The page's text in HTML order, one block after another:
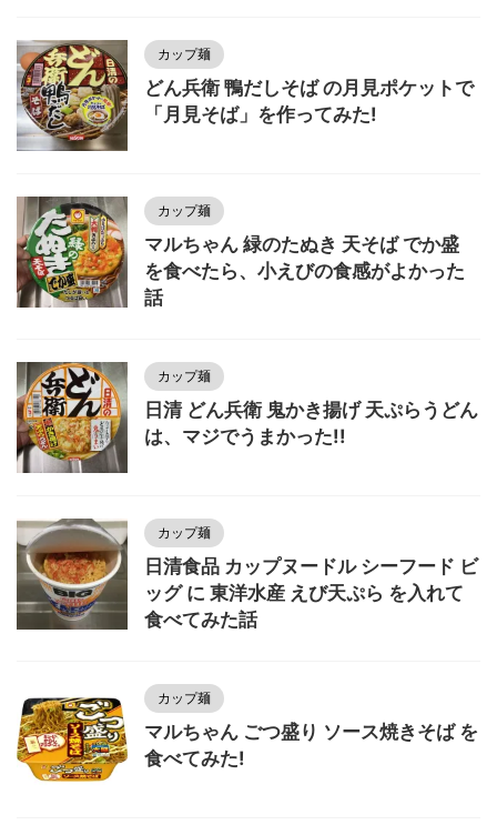
カップ麺
どん兵衛 鴨だしそば の月見ポケットで
「月見そば」を作ってみた!
カップ麺
マルちゃん 緑のたぬき 天そば でか盛
を食べたら、小えびの食感がよかった
話
カップ麺
日清 どん兵衛 鬼かき揚げ 天ぷらうどん
は、マジでうまかった!!
カップ麺
日清食品 カップヌードル シーフード ビ
ッグ に 東洋水産 えび天ぷら を入れて
食べてみた話
カップ麺
マルちゃん ごつ盛り ソース焼きそば を
食べてみた!